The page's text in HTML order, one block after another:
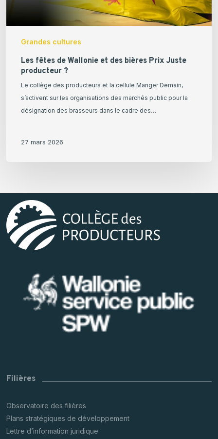
Grandes cultures
Les fêtes de Wallonie et des bières Prix Juste
producteur ?
Le collège des producteurs et la cellule Manger Demain,
s’activent sur les organisations des marchés public pour la
désignation des brasseurs dans le cadre des…
27 mars 2026
Filières
Observatoire des filières
Plans stratégiques de développement
Lettre d’information juridique